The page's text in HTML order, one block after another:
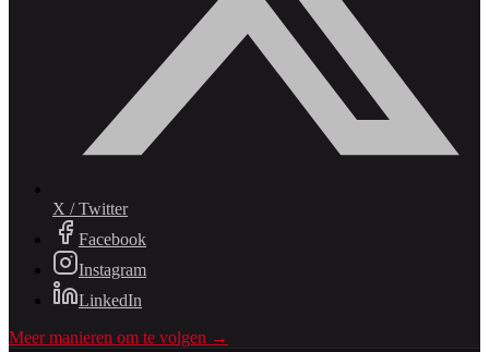
X / Twitter
Facebook
Instagram
LinkedIn
Meer manieren om te volgen →